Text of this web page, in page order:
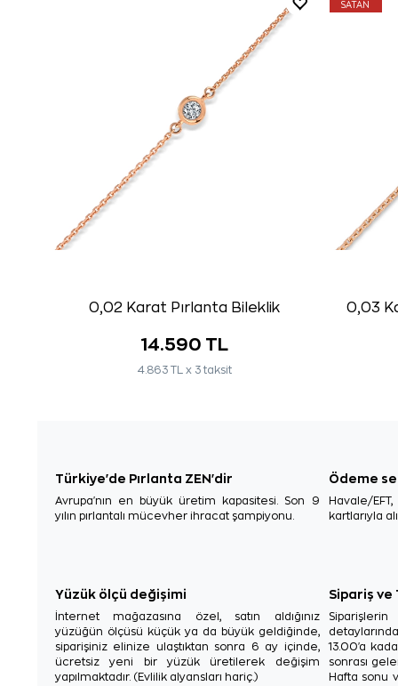
0,02 Karat Pırlanta Bileklik
14.590 TL
4.863 TL x 3 taksit
SATAN
0,03
Türkiye'de Pırlanta ZEN'dir
Avrupa'nın en büyük üretim kapasitesi. Son 9
yılın pırlantalı mücevher ihracat şampiyonu.
Ödeme
Havale/
kartlarıyla
Yüzük ölçü değişimi
İnternet mağazasına özel, satın aldığınız
yüzüğün ölçüsü küçük ya da büyük geldiğinde,
siparişiniz elinize ulaştıktan sonra 6 ay içinde,
ücretsiz yeni bir yüzük üretilerek değişim
yapılmaktadır. (Evlilik alyansları hariç.)
Sipariş ve
13.00'a
sonrası
Hafta sonu